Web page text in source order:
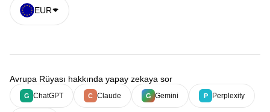
EUR
Avrupa Rüyası hakkında yapay zekaya sor
G ChatGPT C Claude G Gemini P Perplexity